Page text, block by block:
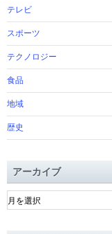
テレビ
スポーツ
テクノロジー
食品
地域
歴史
アーカイブ
ア
ー